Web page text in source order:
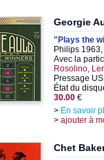
Georgie
"Plays the
Philips
Avec la
Rosolino,
Pressage
État du
30.00 €
> En savoir
> ajouter à
Chet